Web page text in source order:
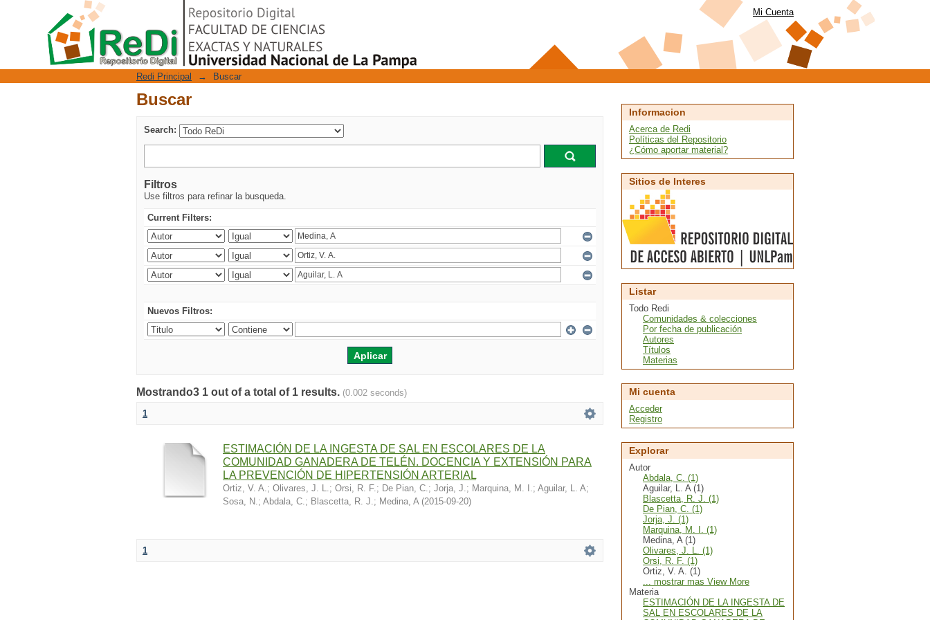
Buscar
Repositorio Digital Mi Cuenta
Redi Principal → Buscar
Buscar
Search:
Filtros
Use filtros para refinar la busqueda.
Current Filters:
Nuevos Filtros:
Mostrando3 1 out of a total of 1 results. (0.002 seconds)
1
ESTIMACIÓN DE LA INGESTA DE SAL EN ESCOLARES DE LA
COMUNIDAD GANADERA DE TELÉN. DOCENCIA Y EXTENSIÓN PARA
LA PREVENCIÓN DE HIPERTENSIÓN ARTERIAL
Ortiz, V. A.; Olivares, J. L.; Orsi, R. F.; De Pian, C.; Jorja, J.; Marquina, M. I.; Aguilar, L. A;
Sosa, N.; Abdala, C.; Blascetta, R. J.; Medina, A (2015-09-20)
1
Informacion
Acerca de Redi
Políticas del Repositorio
¿Cómo aportar material?
Sitios de Interes
Listar
Todo Redi
Comunidades & colecciones
Por fecha de publicación
Autores
Títulos
Materias
Mi cuenta
Acceder
Registro
Explorar
Autor
Abdala, C. (1)
Aguilar, L. A (1)
Blascetta, R. J. (1)
De Pian, C. (1)
Jorja, J. (1)
Marquina, M. I. (1)
Medina, A (1)
Olivares, J. L. (1)
Orsi, R. F. (1)
Ortiz, V. A. (1)
... mostrar mas View More
Materia
ESTIMACIÓN DE LA INGESTA DE
SAL EN ESCOLARES DE LA